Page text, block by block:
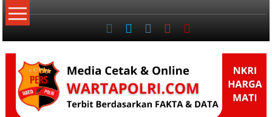
Lompat
ke